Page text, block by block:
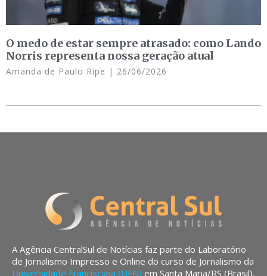
O medo de estar sempre atrasado: como Lando
Norris representa nossa geração atual
Amanda de Paulo Ripe 26/06/2026
A Agência CentralSul de Notícias faz parte do Laboratório
de Jornalismo Impresso e Online do curso de Jornalismo da
Universidade Franciscana (UFN) em Santa Maria/RS (Brasil).